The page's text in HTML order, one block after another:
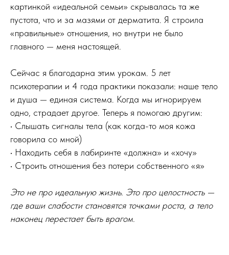
картинкой «идеальной семьи» скрывалась та же
пустота, что и за мазями от дерматита. Я строила
«правильные» отношения, но внутри не было
главного — меня настоящей.
Сейчас я благодарна этим урокам. 5 лет
психотерапии и 4 года практики показали: наше тело
и душа — единая система. Когда мы игнорируем
одно, страдает другое. Теперь я помогаю другим:
• Слышать сигналы тела (как когда-то моя кожа
говорила со мной)
• Находить себя в лабиринте «должна» и «хочу»
• Строить отношения без потери собственного «я»
Это не про идеальную жизнь. Это про целостность —
где ваши слабости становятся точками роста, а тело
наконец перестает быть врагом.